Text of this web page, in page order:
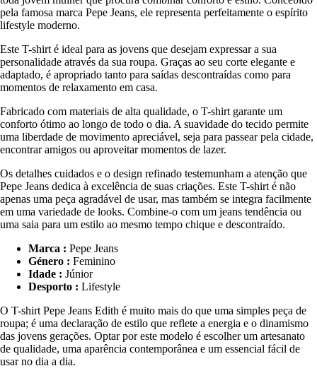
pela famosa marca Pepe Jeans, ele representa perfeitamente o espírito
lifestyle moderno.
Este T-shirt é ideal para as jovens que desejam expressar a sua
personalidade através da sua roupa. Graças ao seu corte elegante e
adaptado, é apropriado tanto para saídas descontraídas como para
momentos de relaxamento em casa.
Fabricado com materiais de alta qualidade, o T-shirt garante um
conforto ótimo ao longo de todo o dia. A suavidade do tecido permite
uma liberdade de movimento apreciável, seja para passear pela cidade,
encontrar amigos ou aproveitar momentos de lazer.
Os detalhes cuidados e o design refinado testemunham a atenção que
Pepe Jeans dedica à excelência de suas criações. Este T-shirt é não
apenas uma peça agradável de usar, mas também se integra facilmente
em uma variedade de looks. Combine-o com um jeans tendência ou
uma saia para um estilo ao mesmo tempo chique e descontraído.
Marca : Pepe Jeans
Género : Feminino
Idade : Júnior
Desporto : Lifestyle
O T-shirt Pepe Jeans Edith é muito mais do que uma simples peça de
roupa; é uma declaração de estilo que reflete a energia e o dinamismo
das jovens gerações. Optar por este modelo é escolher um artesanato
de qualidade, uma aparência contemporânea e um essencial fácil de
usar no dia a dia.